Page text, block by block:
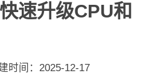
速升级CPU和
时间： 2025-12-17